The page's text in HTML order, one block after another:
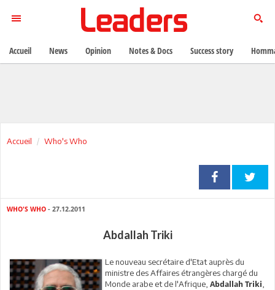
Accueil Who's Who
WHO'S WHO - 27.12.2011
Abdallah Triki
Le nouveau secrétaire d'Etat auprès du
ministre des Affaires étrangères chargé du
Monde arabe et de l'Afrique, Abdallah Triki
Accueil News Opinion Notes & Docs Success story